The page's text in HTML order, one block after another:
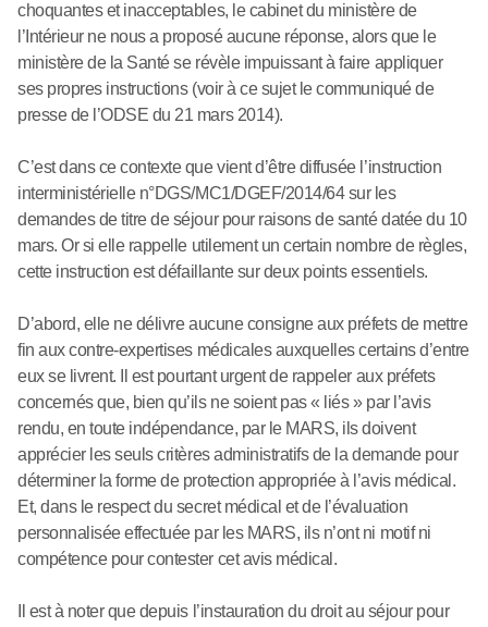
choquantes et inacceptables, le cabinet du ministère de
l’Intérieur ne nous a proposé aucune réponse, alors que le
ministère de la Santé se révèle impuissant à faire appliquer
ses propres instructions (voir à ce sujet le communiqué de
presse de l’ODSE du 21 mars 2014).
C’est dans ce contexte que vient d’être diffusée l’instruction
interministérielle n°DGS/MC1/DGEF/2014/64 sur les
demandes de titre de séjour pour raisons de santé datée du 10
mars. Or si elle rappelle utilement un certain nombre de règles,
cette instruction est défaillante sur deux points essentiels.
D’abord, elle ne délivre aucune consigne aux préfets de mettre
fin aux contre-expertises médicales auxquelles certains d’entre
eux se livrent. Il est pourtant urgent de rappeler aux préfets
concernés que, bien qu’ils ne soient pas « liés » par l’avis
rendu, en toute indépendance, par le MARS, ils doivent
apprécier les seuls critères administratifs de la demande pour
déterminer la forme de protection appropriée à l’avis médical.
Et, dans le respect du secret médical et de l’évaluation
personnalisée effectuée par les MARS, ils n’ont ni motif ni
compétence pour contester cet avis médical.
Il est à noter que depuis l’instauration du droit au séjour pour